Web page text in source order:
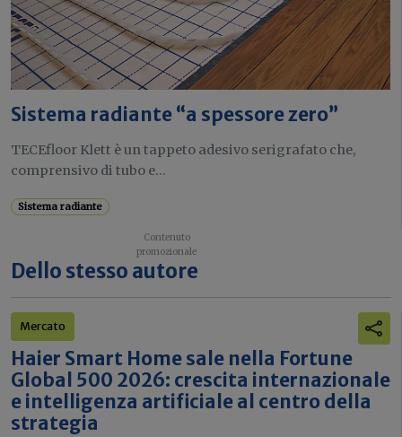
Sistema radiante “a spessore zero”
TECEfloor Klett è un tappeto adesivo serigrafato che,
comprensivo di tubo e...
Sistema radiante
Dello stesso autore
Mercato
Haier Smart Home sale nella Fortune
Global 500 2026: crescita internazionale
e intelligenza artificiale al centro della
strategia